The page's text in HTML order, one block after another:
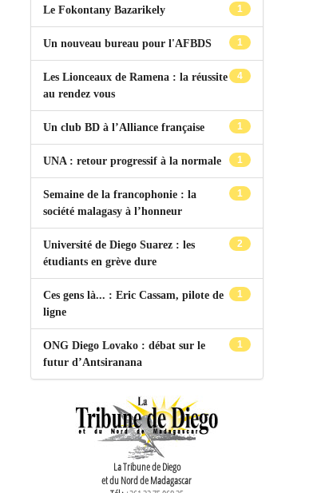
1
Le Fokontany Bazarikely
1
Un nouveau bureau pour l'AFBDS
4
Les Lionceaux de Ramena : la réussite
au rendez vous
1
Un club BD à l’Alliance française
1
UNA : retour progressif à la normale
1
Semaine de la francophonie : la
société malagasy à l’honneur
2
Université de Diego Suarez : les
étudiants en grève dure
1
Ces gens là... : Eric Cassam, pilote de
ligne
1
ONG Diego Lovako : débat sur le
futur d’Antsiranana
La Tribune de Diego
et du Nord de Madagascar